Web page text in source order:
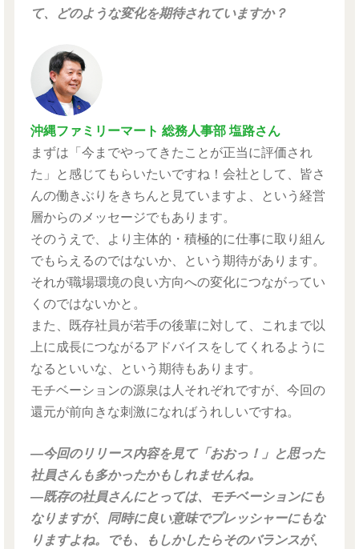
て、どのような変化を期待されていますか？
沖縄ファミリーマート 総務人事部 塩路さん
まずは「今までやってきたことが正当に評価され
た」と感じてもらいたいですね！会社として、皆さ
んの働きぶりをきちんと見ていますよ、という経営
層からのメッセージでもあります。
そのうえで、より主体的・積極的に仕事に取り組ん
でもらえるのではないか、という期待があります。
それが職場環境の良い方向への変化につながってい
くのではないかと。
また、既存社員が若手の後輩に対して、これまで以
上に成長につながるアドバイスをしてくれるように
なるといいな、という期待もあります。
モチベーションの源泉は人それぞれですが、今回の
還元が前向きな刺激になればうれしいですね。
―今回のリリース内容を見て「おおっ！」と思った
社員さんも多かったかもしれませんね。
―既存の社員さんにとっては、モチベーションにも
なりますが、同時に良い意味でプレッシャーにもな
りますよね。でも、もしかしたらそのバランスが、